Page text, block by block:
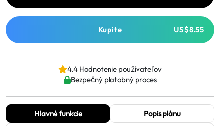
Kupite US$8.55
4.4 Hodnotenie používateľov
Bezpečný platobný proces
Hlavné funkcie
Popis plánu